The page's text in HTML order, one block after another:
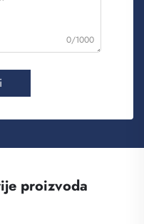
0/1000
proizvoda